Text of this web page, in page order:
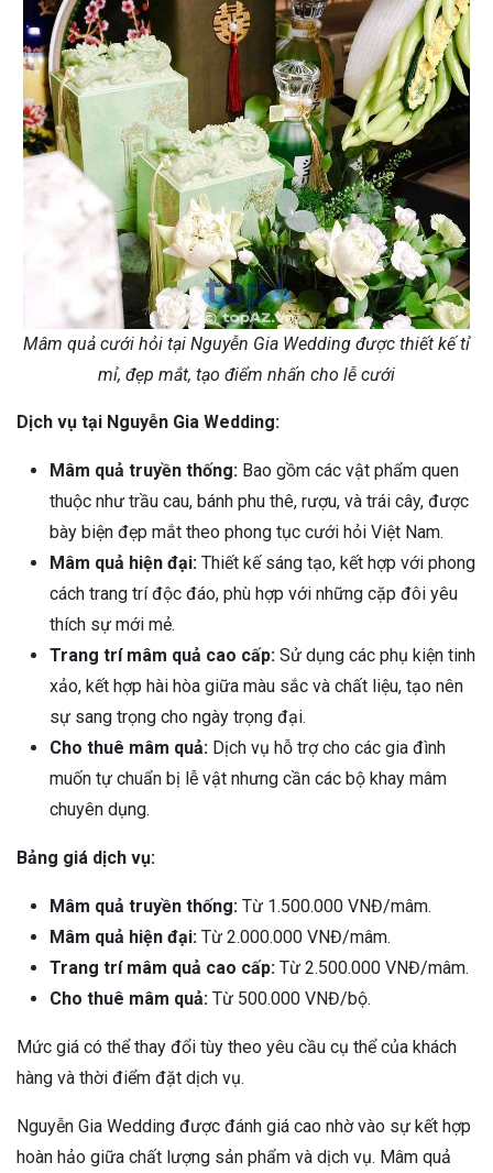
Mâm quả cưới hỏi tại Nguyễn Gia Wedding được thiết kế tỉ
mỉ, đẹp mắt, tạo điểm nhấn cho lễ cưới
Dịch vụ tại Nguyễn Gia Wedding:
Mâm quả truyền thống: Bao gồm các vật phẩm quen
thuộc như trầu cau, bánh phu thê, rượu, và trái cây, được
bày biện đẹp mắt theo phong tục cưới hỏi Việt Nam.
Mâm quả hiện đại: Thiết kế sáng tạo, kết hợp với phong
cách trang trí độc đáo, phù hợp với những cặp đôi yêu
thích sự mới mẻ.
Trang trí mâm quả cao cấp: Sử dụng các phụ kiện tinh
xảo, kết hợp hài hòa giữa màu sắc và chất liệu, tạo nên
sự sang trọng cho ngày trọng đại.
Cho thuê mâm quả: Dịch vụ hỗ trợ cho các gia đình
muốn tự chuẩn bị lễ vật nhưng cần các bộ khay mâm
chuyên dụng.
Bảng giá dịch vụ:
Mâm quả truyền thống: Từ 1.500.000 VNĐ/mâm.
Mâm quả hiện đại: Từ 2.000.000 VNĐ/mâm.
Trang trí mâm quả cao cấp: Từ 2.500.000 VNĐ/mâm.
Cho thuê mâm quả: Từ 500.000 VNĐ/bộ.
Mức giá có thể thay đổi tùy theo yêu cầu cụ thể của khách
hàng và thời điểm đặt dịch vụ.
Nguyễn Gia Wedding được đánh giá cao nhờ vào sự kết hợp
hoàn hảo giữa chất lượng sản phẩm và dịch vụ. Mâm quả